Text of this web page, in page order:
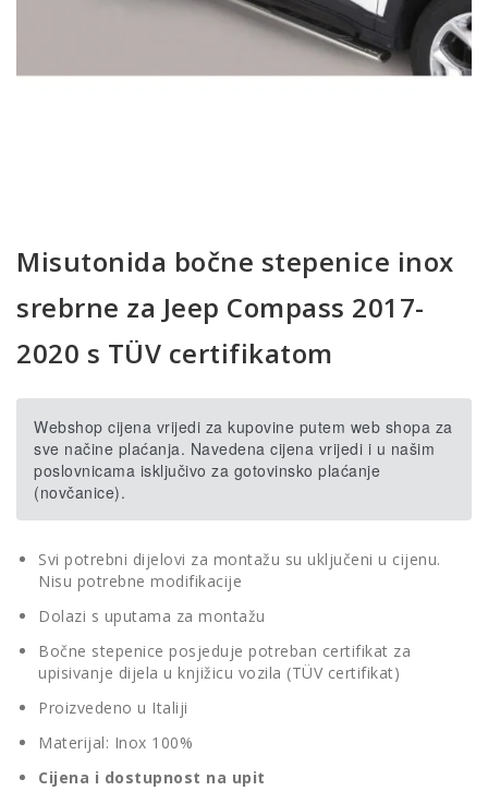
Misutonida bočne stepenice inox
srebrne za Jeep Compass 2017-
2020 s TÜV certifikatom
Webshop cijena vrijedi za kupovine putem web shopa za
sve načine plaćanja. Navedena cijena vrijedi i u našim
poslovnicama isključivo za gotovinsko plaćanje
(novčanice).
Svi potrebni dijelovi za montažu su uključeni u cijenu.
Nisu potrebne modifikacije
Dolazi s uputama za montažu
Bočne stepenice posjeduje potreban certifikat za
upisivanje dijela u knjižicu vozila (TÜV certifikat)
Proizvedeno u Italiji
Materijal: Inox 100%
Cijena i dostupnost na upit